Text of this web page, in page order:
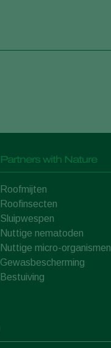
Partners with Nature
Roofmijten
Roofinsecten
Sluipwespen
Nuttige nematoden
Nuttige micro-organismen
Gewasbescherming
Bestuiving